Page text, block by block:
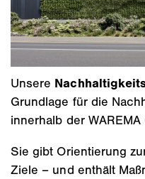
Unsere
Grundlage für die
innerhalb der WAREMA
Sie gibt Orientierung
Ziele – und enthält